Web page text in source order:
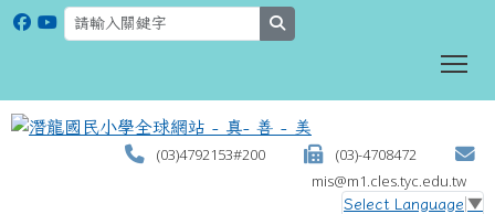
(03)4792153#200
(03)-4708472
mis@m1.cles.tyc.edu.tw
Select Language ▼